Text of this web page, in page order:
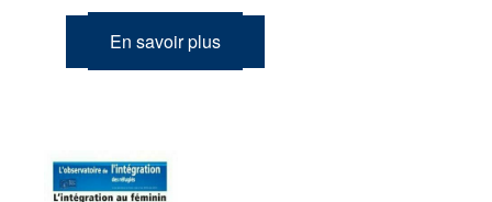
En savoir plus